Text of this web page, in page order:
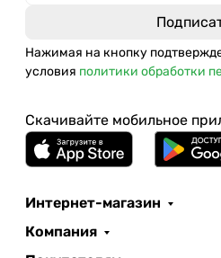
Нажимая на кнопку
условия политики обработки
Скачивайте мобильное
Интернет-магазин
Компания